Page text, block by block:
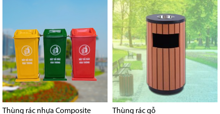
Thùng rác nhựa Composite Thùng rác gỗ